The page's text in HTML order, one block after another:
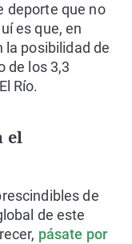
deporte que no
es que, en
la posibilidad de
de los 3,3
Río.
el
de
de este
pásate por